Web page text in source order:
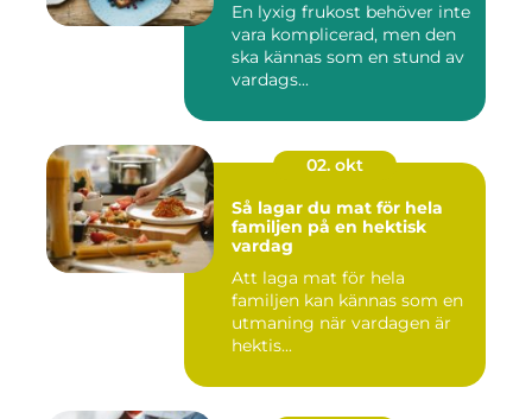
En lyxig frukost behöver inte
vara komplicerad, men den
ska kännas som en stund av
vardags...
02. okt
Så lagar du mat för hela
familjen på en hektisk
vardag
Att laga mat för hela
familjen kan kännas som en
utmaning när vardagen är
hektis...